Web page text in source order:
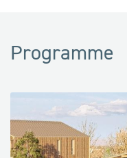
Programme